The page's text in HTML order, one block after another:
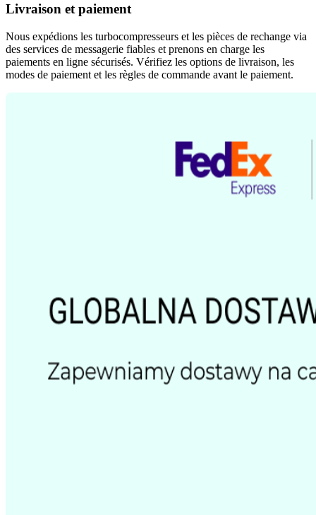
Livraison et paiement
Nous expédions les turbocompresseurs et les pièces de rechange via
des services de messagerie fiables et prenons en charge les
paiements en ligne sécurisés. Vérifiez les options de livraison, les
modes de paiement et les règles de commande avant le paiement.